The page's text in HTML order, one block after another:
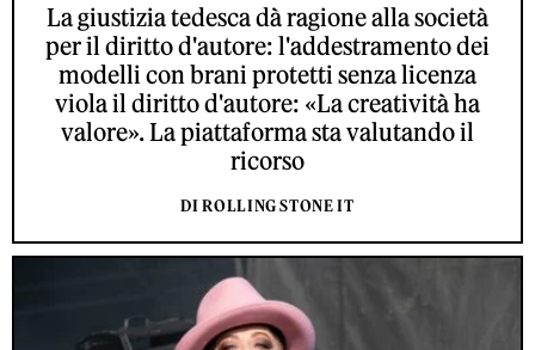
La giustizia tedesca dà ragione alla società
per il diritto d'autore: l'addestramento dei
modelli con brani protetti senza licenza
viola il diritto d'autore: «La creatività ha
valore». La piattaforma sta valutando il
ricorso
DI ROLLING STONE IT